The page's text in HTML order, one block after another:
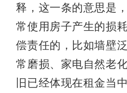
释，这一条的意思是
常使用房子产生的损
偿责任的，比如墙壁
常磨损、家电自然老
旧已经体现在租金当